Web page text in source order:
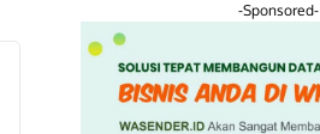
-Sponsored-